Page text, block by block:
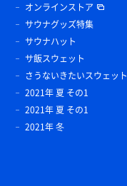
オンラインストア
サウナグッズ特集
サウナハット
サ飯スウェット
さうないきたいスウェット
2021年 夏 その1
2021年 夏 その1
2021年 冬